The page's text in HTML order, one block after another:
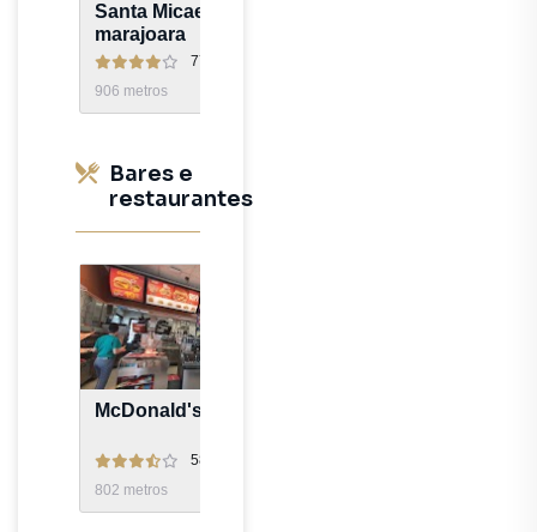
Santa Micaela jd
marajoara
7796
906 metros
Bares e
restaurantes
McDonald's
5889
802 metros